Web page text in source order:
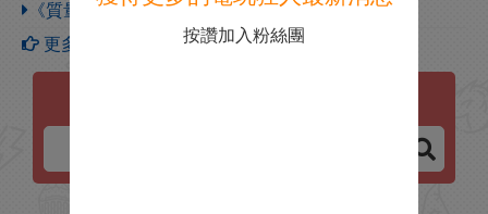
《質量效應：傳奇版》克洛根種族生命活動介紹
更多【質量效應：傳奇版】攻略
按讚加入粉絲團